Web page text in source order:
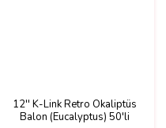
12'' K-Link Retro Okaliptüs
Balon (Eucalyptus) 50'li